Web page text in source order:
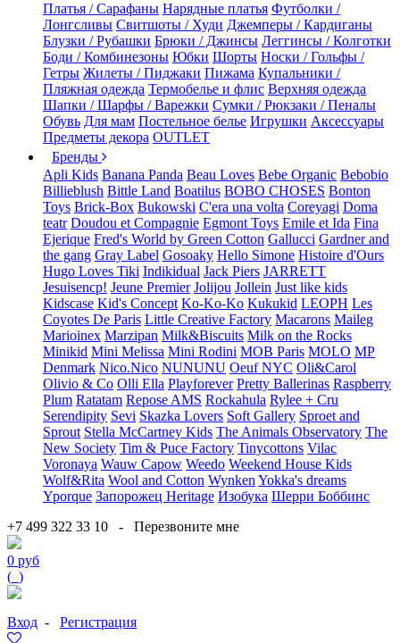
Платья / Сарафаны Нарядные платья Футболки /
Лонгсливы Свитшоты / Худи Джемперы / Кардиганы
Блузки / Рубашки Брюки / Джинсы Леггинсы / Колготки
Боди / Комбинезоны Юбки Шорты Носки / Гольфы /
Гетры Жилеты / Пиджаки Пижама Купальники /
Пляжная одежда Термобелье и флис Верхняя одежда
Шапки / Шарфы / Варежки Сумки / Рюкзаки / Пеналы
Обувь Для мам Постельное белье Игрушки Аксессуары
Предметы декора OUTLET
Бренды
Apli Kids Banana Panda Beau Loves Bebe Organic Bebobio
Billieblush Bittle Land Boatilus BOBO CHOSES Bonton
Toys Brick-Box Bukowski C'era una volta Coreyagi Doma
teatr Doudou et Compagnie Egmont Toys Emile et Ida Fina
Ejerique Fred's World by Green Cotton Gallucci Gardner and
the gang Gray Label Gosoaky Hello Simone Histoire d'Ours
Hugo Loves Tiki Indikidual Jack Piers JARRETT
Jesuisencp! Jeune Premier Jolijou Jollein Just like kids
Kidscase Kid's Concept Ko-Ko-Ko Kukukid LEOPH Les
Coyotes De Paris Little Creative Factory Macarons Maileg
Marioinex Marzipan Milk&Biscuits Milk on the Rocks
Minikid Mini Melissa Mini Rodini MOB Paris MOLO MP
Denmark Nico.Nico NUNUNU Oeuf NYC Oli&Carol
Olivio & Co Olli Ella Playforever Pretty Ballerinas Raspberry
Plum Ratatam Repose AMS Rockahula Rylee + Cru
Serendipity Sevi Skazka Lovers Soft Gallery Sproet and
Sprout Stella McCartney Kids The Animals Observatory The
New Society Tim & Puce Factory Tinycottons Vilac
Voronaya Wauw Capow Weedo Weekend House Kids
Wolf&Rita Wool and Cotton Wynken Yokka's dreams
Yporque Запорожец Heritage Изобука Шерри Боббинс
+7 499 322 33 10 - Перезвоните мне
0 руб
( )
Вход - Регистрация